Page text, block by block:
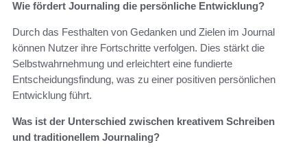
Wie fördert Journaling die persönliche Entwicklung?
Durch das Festhalten von Gedanken und Zielen im Journal
können Nutzer ihre Fortschritte verfolgen. Dies stärkt die
Selbstwahrnehmung und erleichtert eine fundierte
Entscheidungsfindung, was zu einer positiven persönlichen
Entwicklung führt.
Was ist der Unterschied zwischen kreativem Schreiben
und traditionellem Journaling?